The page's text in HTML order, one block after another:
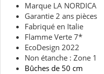
Marque LA NORDICA
Garantie 2 ans pièces
Fabriqué en Italie
Flamme Verte 7*
EcoDesign 2022
Non étanche : Zone 1
Bûches de 50 cm